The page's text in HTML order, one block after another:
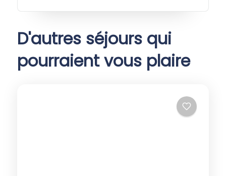
D'autres séjours qui
pourraient vous plaire